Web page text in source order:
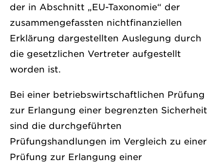
der in Abschnitt „EU-Taxonomie“ der
zusammengefassten nichtfinanziellen
Erklärung dargestellten Auslegung durch
die gesetzlichen Vertreter aufgestellt
worden ist.
Bei einer betriebswirtschaftlichen Prüfung
zur Erlangung einer begrenzten Sicherheit
sind die durchgeführten
Prüfungshandlungen im Vergleich zu einer
Prüfung zur Erlangung einer